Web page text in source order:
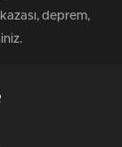
deprem,